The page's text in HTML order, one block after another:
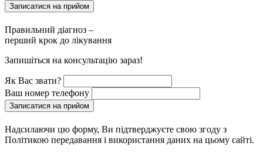
Записатися на прийом
Правильний діагноз –
перший крок до лікування
Запишіться на консультацію зараз!
Як Вас звати?
Ваш номер телефону
Записатися на прийом
Надсилаючи цю форму, Ви підтверджуєте свою згоду з
Політикою передавання і використання даних на цьому сайті.